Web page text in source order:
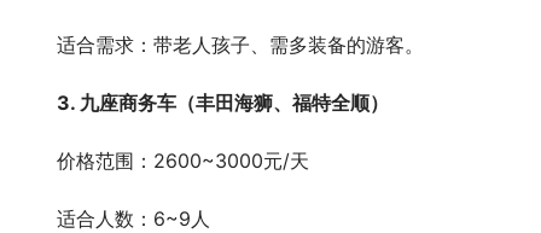
适合需求：带老人孩子、需多装备的游客。
3. 九座商务车（丰田海狮、福特全顺）
价格范围：2600~3000元/天
适合人数：6~9人